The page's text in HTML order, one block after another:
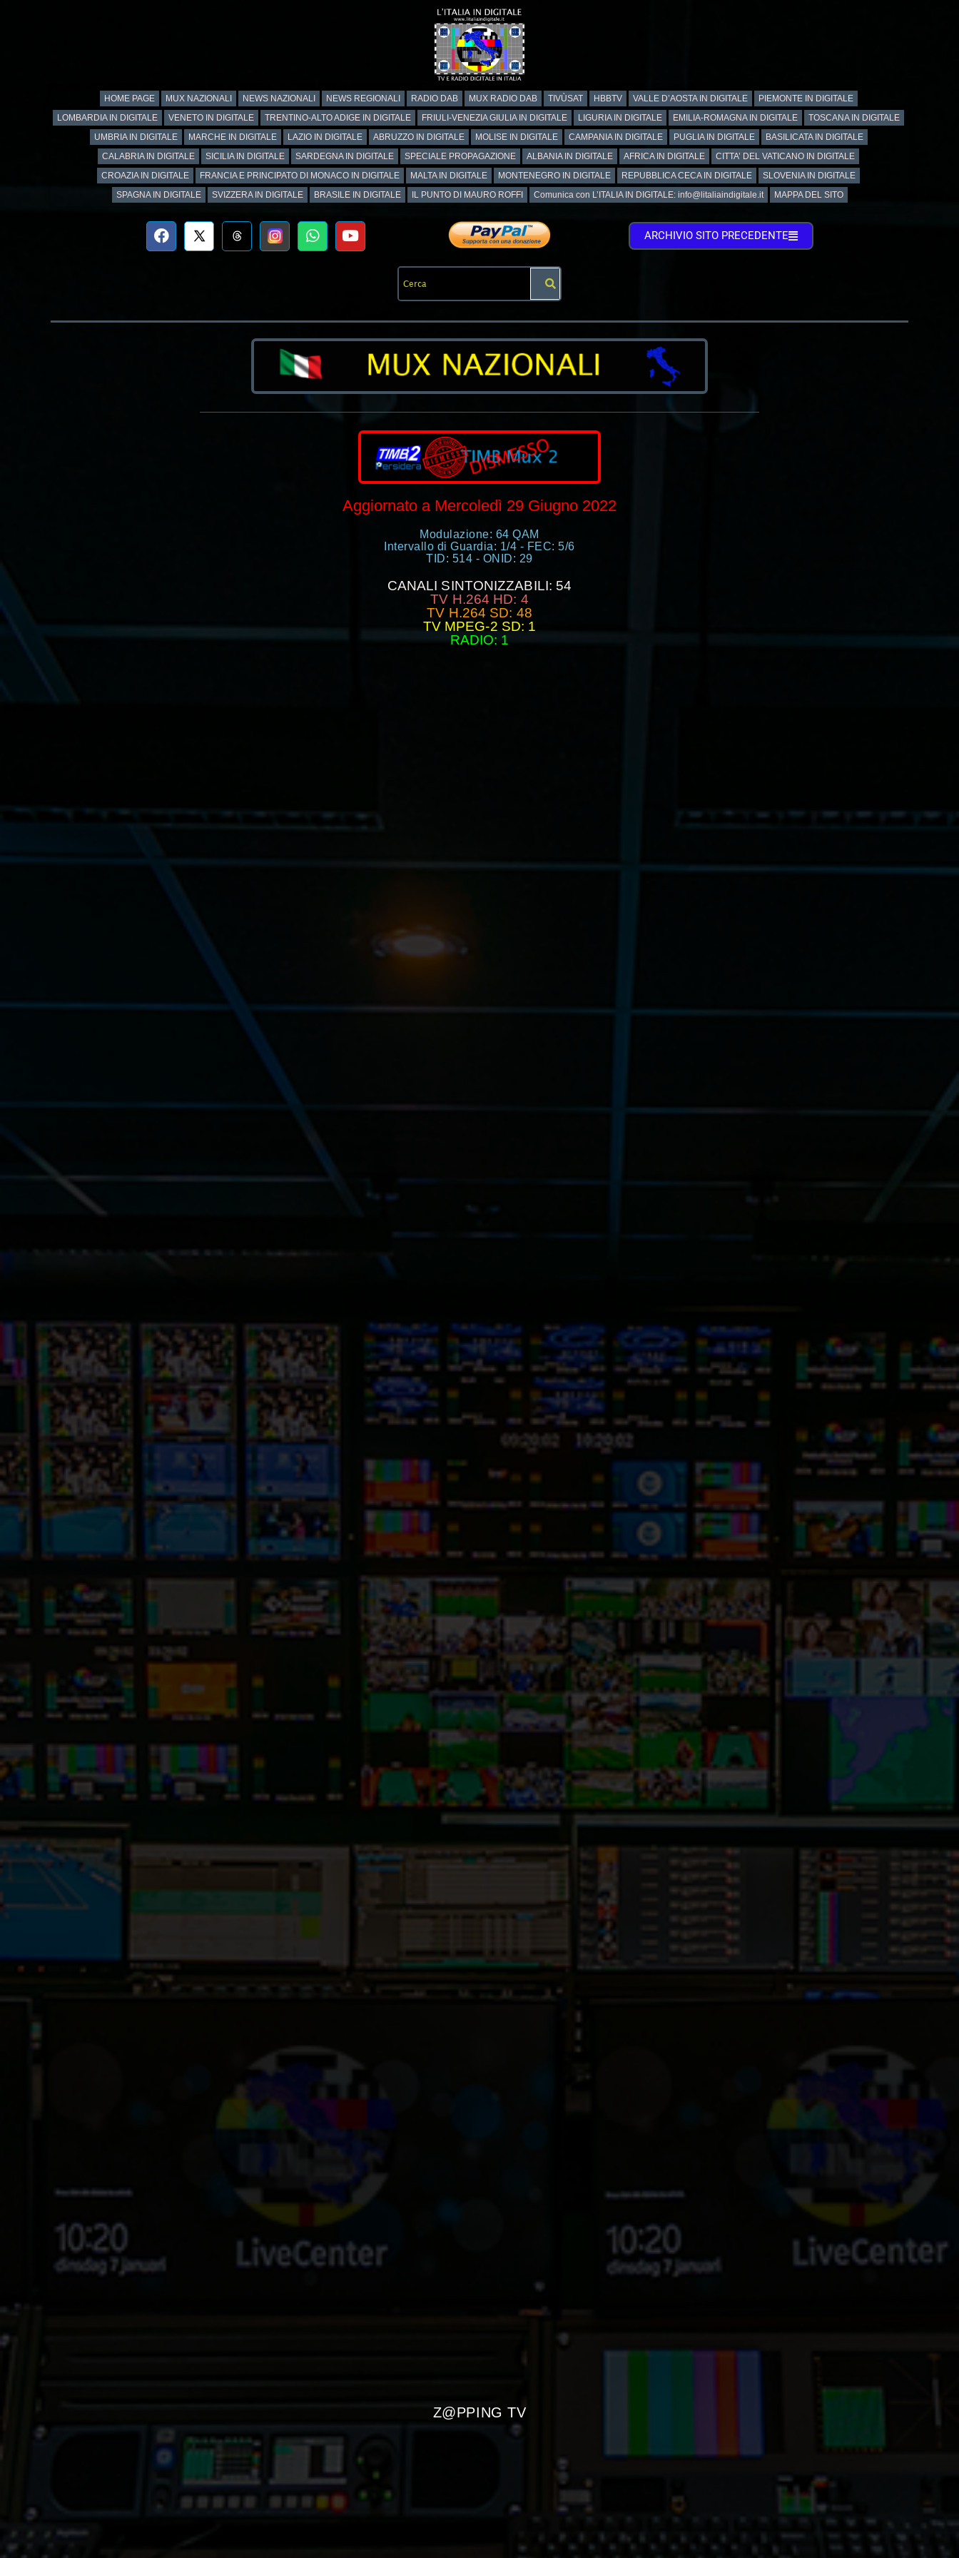
HOME PAGE MUX NAZIONALI NEWS NAZIONALI NEWS REGIONALI RADIO DAB MUX RADIO DAB TIVÙSAT HBBTV VALLE D’AOSTA IN DIGITALE
PIEMONTE IN DIGITALE
LOMBARDIA IN DIGITALE
VENETO IN DIGITALE TRENTINO-ALTO ADIGE IN DIGITALE FRIULI-VENEZIA GIULIA IN DIGITALE LIGURIA IN DIGITALE EMILIA-ROMAGNA IN DIGITALE
TOSCANA IN DIGITALE
UMBRIA IN DIGITALE
MARCHE IN DIGITALE LAZIO IN DIGITALE ABRUZZO IN DIGITALE MOLISE IN DIGITALE CAMPANIA IN DIGITALE PUGLIA IN DIGITALE
BASILICATA IN DIGITALE
CALABRIA IN DIGITALE
SICILIA IN DIGITALE SARDEGNA IN DIGITALE SPECIALE PROPAGAZIONE ALBANIA IN DIGITALE AFRICA IN DIGITALE
CITTA’ DEL VATICANO IN DIGITALE
CROAZIA IN DIGITALE
FRANCIA E PRINCIPATO DI MONACO IN DIGITALE MALTA IN DIGITALE MONTENEGRO IN DIGITALE REPUBBLICA CECA IN DIGITALE
SLOVENIA IN DIGITALE
SPAGNA IN DIGITALE
SVIZZERA IN DIGITALE BRASILE IN DIGITALE IL PUNTO DI MAURO ROFFI Comunica con L’ITALIA IN DIGITALE: info@litaliaindigitale.it MAPPA DEL SITO
ARCHIVIO SITO PRECEDENTE
Aggiornato a Mercoledì 29 Giugno 2022
Modulazione: 64 QAM
Intervallo di Guardia: 1/4 - FEC: 5/6
TID: 514 - ONID: 29
CANALI SINTONIZZABILI: 54
TV H.264 HD: 4
TV H.264 SD: 48
TV MPEG-2 SD: 1
RADIO: 1
Z@PPING TV